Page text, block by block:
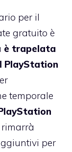
per il
gratuito è
è trapelata
PlayStation
temporale
per